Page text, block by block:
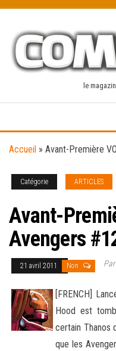
content
le
Accueil » Avant-Première
Catégorie ARTICLES
Avant-
Avengers
21 avril 2011 Non Par
[FRENCH]
Hood est
certain Thanos
que les